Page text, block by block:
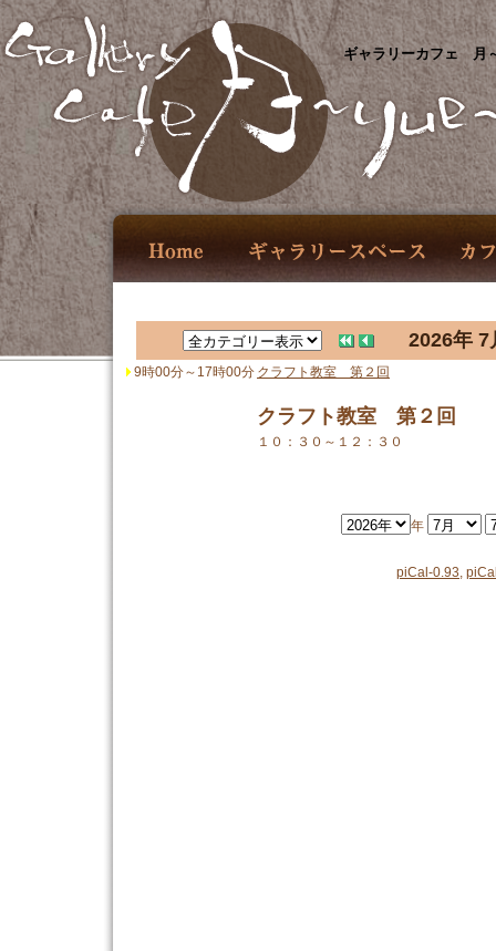
ギャラリーカフェ 月
2026年 7
9時00分～17時00分 クラフト教室 第２回
クラフト教室 第２回
１０：３０～１２：３０
年
piCal-0.93,